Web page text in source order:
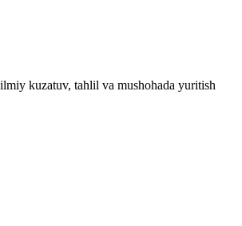
kuzatuv, tahlil va mushohada yuritish